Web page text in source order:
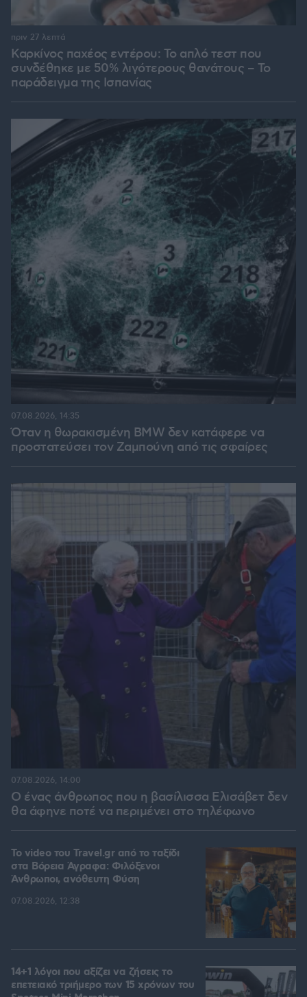
Καρκίνος παχέος εντέρου: Το απλό τεστ που
συνδέθηκε με 50% λιγότερους θανάτους – Το
παράδειγμα της Ισπανίας
πριν 27 λεπτά
Όταν η θωρακισμένη BMW δεν κατάφερε να
προστατεύσει τον Ζαμπούνη από τις σφαίρες
07.08.2026, 14:35
Ο ένας άνθρωπος που η βασίλισσα Ελισάβετ δεν
θα άφηνε ποτέ να περιμένει στο τηλέφωνο
07.08.2026, 14:00
To video του Travel.gr από το ταξίδι
στα Βόρεια Άγραφα: Φιλόξενοι
Άνθρωποι, ανόθευτη Φύση
07.08.2026, 12:38
14+1 λόγοι που αξίζει να ζήσεις το
επετειακό τριήμερο των 15 χρόνων του